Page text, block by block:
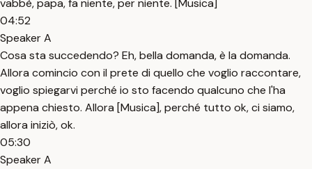
vabbè, papa, fa niente, per niente. [Musica]
04:52
Speaker A
Cosa sta succedendo? Eh, bella domanda, è la domanda.
Allora comincio con il prete di quello che voglio raccontare,
voglio spiegarvi perché io sto facendo qualcuno che l'ha
appena chiesto. Allora [Musica], perché tutto ok, ci siamo,
allora iniziò, ok.
05:30
Speaker A